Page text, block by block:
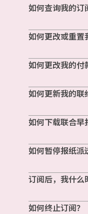
如何查询我的订
如何更改或重置
如何更改我的付
如何更新我的联
如何下载联合早
如何暂停报纸派
订阅后，我什么
如何终止订阅？